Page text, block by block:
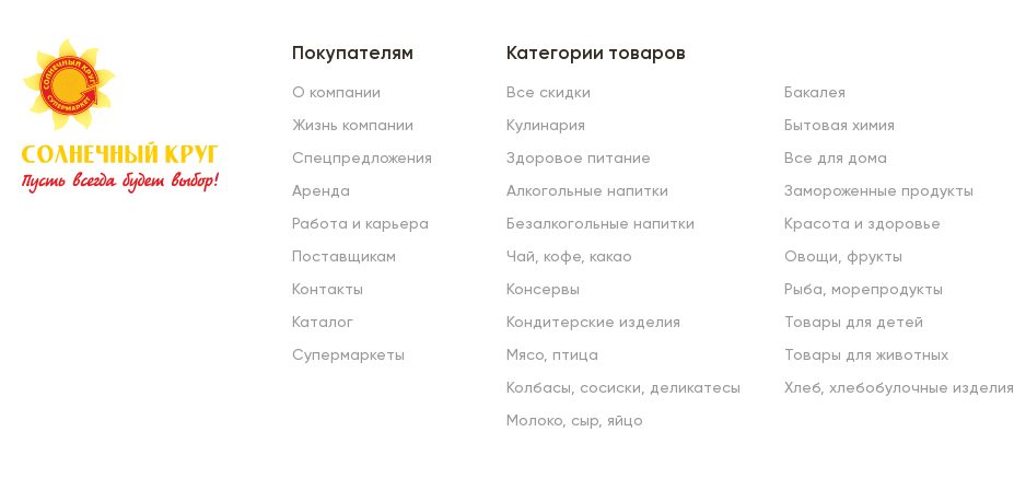
Покупателям
О компании
Жизнь компании
Спецпредложения
Аренда
Работа и карьера
Поставщикам
Контакты
Каталог
Супермаркеты
Категории товаров
Все скидки
Кулинария
Здоровое питание
Алкогольные напитки
Безалкогольные напитки
Чай, кофе, какао
Консервы
Кондитерские изделия
Мясо, птица
Колбасы, сосиски, деликатесы
Молоко, сыр, яйцо
Бакалея
Бытовая химия
Все для дома
Замороженные продукты
Красота и здоровье
Овощи, фрукты
Рыба, морепродукты
Товары для детей
Товары для животных
Хлеб, хлебобулочные изделия